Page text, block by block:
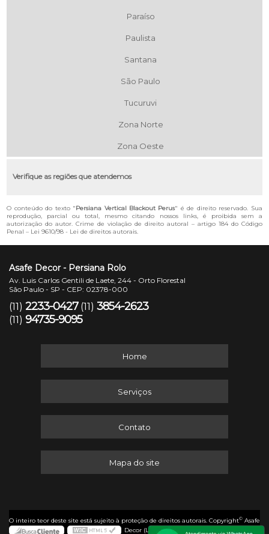
Paraíso
Paulista
Santana
São Paulo
Tucuruvi
Zona Norte
Zona Oeste
Verifique as regiões que atendemos
O conteúdo do texto "Persiana Vertical Blackout Perus" é de direito reservado. Sua
reprodução, parcial ou total, mesmo citando nossos links, é proibida sem a
autorização do autor. Crime de violação de direito autoral – artigo 184 do Código
Penal – Lei 9610/98 - Lei de direitos autorais
Asafe Decor - Persiana Rolo
Av. Luis Carlos Gentili de Laete, 244 - Orto Florestal
São Paulo - SP - CEP: 02378-000
(11) 2233-0427 (11) 3854-2623
(11) 94735-9095
Home
Serviços
Contato
Mapa do site
O inteiro teor deste site está sujeito à proteção de direitos autorais. Copyright© Asafe
Decor (Lei 9610 de 19/02/1998)